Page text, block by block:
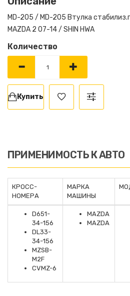
MD-205 / MD-205 Втулка
MAZDA 2 07-14 / SHIN HWA
Количество
Купить
ПРИМЕНИМОСТЬ К АВТО
КРОСС-
НОМЕРА
МАРКА
МАШИНЫ
D651-
34-156
DL33-
34-156
MZSB-
M2F
CVMZ-6
MAZDA
MAZDA